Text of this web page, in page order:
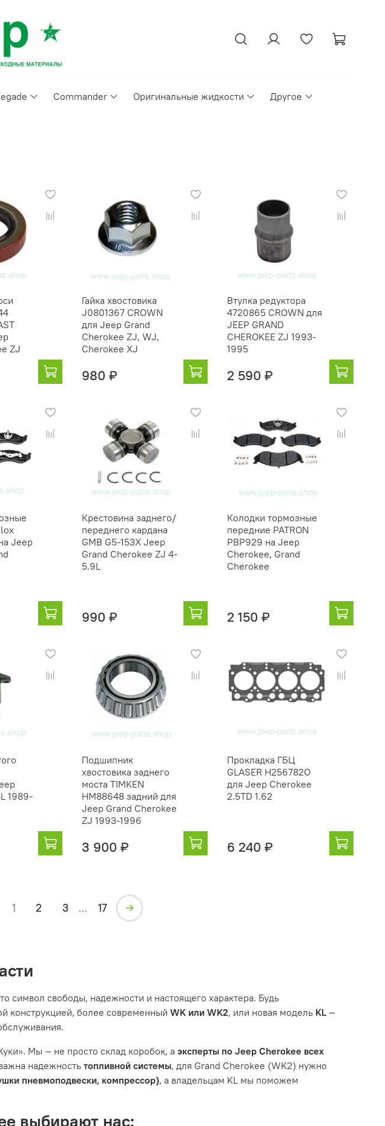
Commander Оригинальные жидкости Другое
ZJ
Гайка хвостовика
J0801367 CROWN
для Jeep Grand
Cherokee ZJ, WJ,
Cherokee XJ
980 ₽
Втулка редуктора
4720865 CROWN для
JEEP GRAND
CHEROKEE ZJ 1993-
1995
2 590 ₽
Jeep
Крестовина заднего/
переднего кардана
GMB G5-153X Jeep
Grand Cherokee ZJ 4-
5.9L
990 ₽
Колодки тормозные
передние PATRON
PBP929 на Jeep
Cherokee, Grand
Cherokee
2 150 ₽
1989-
Подшипник
хвостовика заднего
моста TIMKEN
HM88648 задний для
Jeep Grand Cherokee
ZJ 1993-1996
3 900 ₽
Прокладка ГБЦ
GLASER H256782O
для Jeep Cherokee
2.5TD 1.62
6 240 ₽
1 2 3 … 17
символ свободы, надежности и настоящего характера. Будь
конструкцией, более современныйWK или WK2, или новая модель KL —
Мы — не просто склад коробок, аэксперты по Jeep Cherokee всех
надежностьтопливной системы, для Grand Cherokee (WK2) нужно
пневмоподвески, компрессор), а владельцам KL мы поможем
выбирают нас: